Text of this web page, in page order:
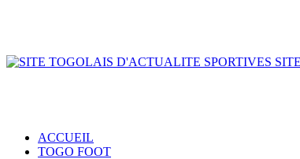
ACCUEIL
TOGO FOOT